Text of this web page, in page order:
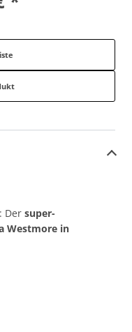
Der super-
Westmore in